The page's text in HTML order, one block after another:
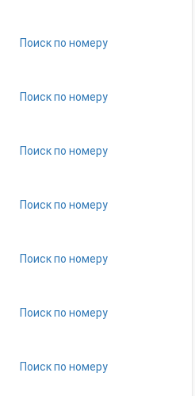
Поиск по номеру
Поиск по номеру
Поиск по номеру
Поиск по номеру
Поиск по номеру
Поиск по номеру
Поиск по номеру